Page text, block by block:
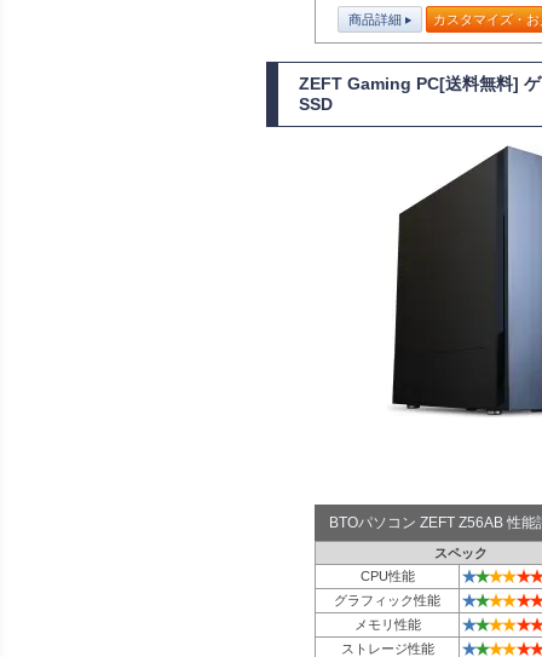
商品詳細 カスタマイズ・
ZEFT Gaming PC[送料無料]
SSD
BTOパソコン ZEFT Z56AB 性能
スペック
CPU性能
★★★★★★
グラフィック性能 ★★★★★★
メモリ性能 ★★★★★★
ストレージ性能 ★★★★★★